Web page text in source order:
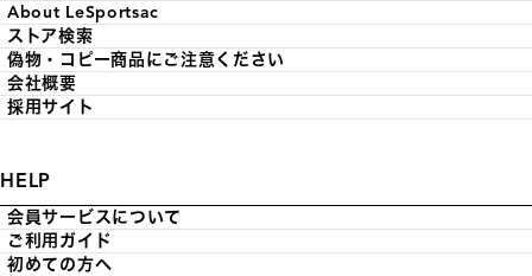
About LeSportsac
ストア検索
偽物・コピー商品にご注意ください
会社概要
採用サイト
HELP
会員サービスについて
ご利用ガイド
初めての方へ